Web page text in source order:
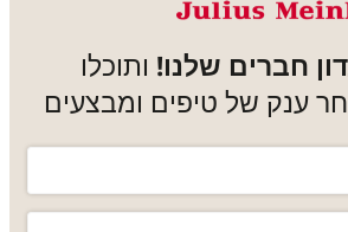
חברים שלנו!ותוכלו
ענק של טיפים ומבצעים